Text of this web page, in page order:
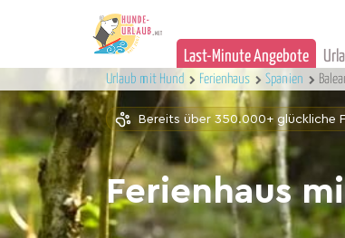
Last-Minute Angebote
Urlaub mit Hund Ferienhaus Spanien
Bereits über 350.000+ glückliche
Ferienhaus